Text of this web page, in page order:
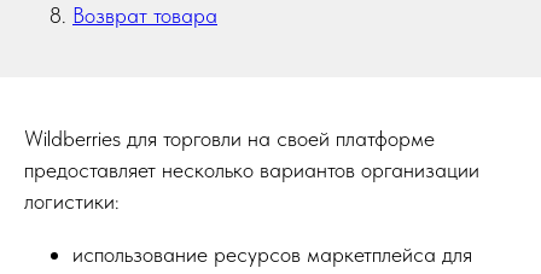
Возврат товара
Wildberries для торговли на своей платформе
предоставляет несколько вариантов организации
логистики:
использование ресурсов маркетплейса для